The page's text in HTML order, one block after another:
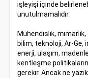
işleyişi içinde
unutulmamalıdır.
Mühendislik,
bilim, teknoloji, Ar-Ge,
enerji, ulaşım,
kentleşme
gerekir. Ancak ne